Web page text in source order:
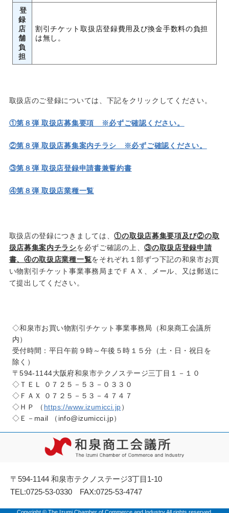
登
録
店
舗
負
担
割引チケット取扱店登録費用及び換金手数料の負担
は無し。
取扱店のご登録については、下記をクリックしてください。
①第８弾 取扱店募集要項 ※必ずご確認ください。
②第８弾 取扱店募集案内チラシ ※必ずご確認ください。
③第８弾 取扱店登録申請書兼誓約書
④第８弾 取扱店業種一覧
取扱店の登録につきましては、①の取扱店募集要項及び②の取
扱店募集案内チラシを必ずご確認の上、③の取扱店登録申請
書、④の取扱店業種一覧をそれぞれ１部ずつ下記の和泉市お買
い物割引チケット事業事務局までＦＡＸ、メール、又は郵送に
て提出してください。
◇和泉市お買い物割引チケット事業事務局（和泉商工会議所
内）
受付時間：平日午前９時～午後５時１５分（土・日・祝日を
除く）
〒594-1144大阪府和泉市テクノステージ三丁目１－１０
◇ＴＥＬ ０７２５－５３－０３３０
◇ＦＡＸ ０７２５－５３－４７４７
◇ＨＰ （ https://www.izumicci.jp）
◇Ｅ－mail （info@izumicci.jp）
〒594-1144 和泉市テクノステージ3丁目1-10
TEL:0725-53-0330 FAX:0725-53-4747